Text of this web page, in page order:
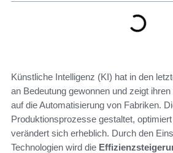
Künstliche Intelligenz (KI) hat in den
an Bedeutung gewonnen und zeigt
auf die Automatisierung von Fabriken.
Produktionsprozesse gestaltet,
verändert sich erheblich. Durch den
Technologien wird die